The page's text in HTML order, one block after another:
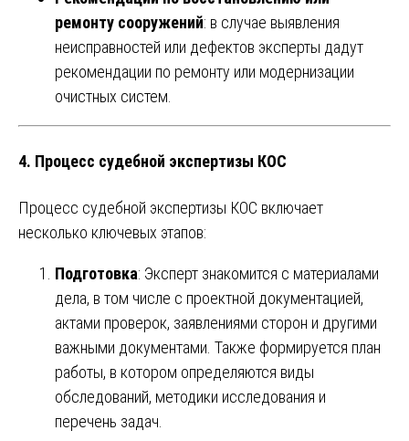
ремонту сооружений: в случае выявления
неисправностей или дефектов эксперты дадут
рекомендации по ремонту или модернизации
очистных систем.
4. Процесс судебной экспертизы КОС
Процесс судебной экспертизы КОС включает
несколько ключевых этапов:
Подготовка: Эксперт знакомится с материалами
дела, в том числе с проектной документацией,
актами проверок, заявлениями сторон и другими
важными документами. Также формируется план
работы, в котором определяются виды
обследований, методики исследования и
перечень задач.